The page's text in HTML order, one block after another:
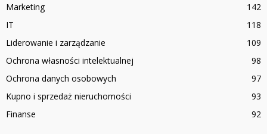
Marketing
142
IT
118
Liderowanie i zarządzanie
109
Ochrona własności intelektualnej
98
Ochrona danych osobowych
97
Kupno i sprzedaż nieruchomości
93
Finanse
92